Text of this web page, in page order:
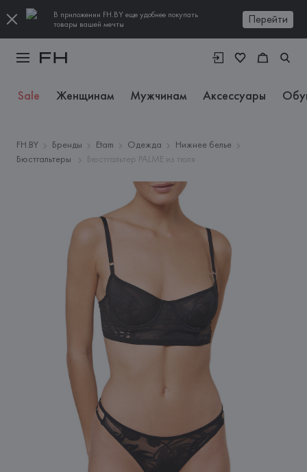
В приложении FH.BY еще удобнее покупать
товары вашей мечты
Перейти
Sale Женщинам Мужчинам Аксессуары
FH.BY Бренды Etam Одежда
Нижнее белье
Бюстгальтеры
Бюстгальтер PALME из тюля